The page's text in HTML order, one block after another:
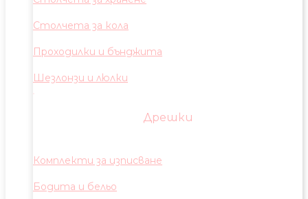
Столчета за кола
Проходилки и бънджита
Шезлонзи и люлки
Дрешки
Комплекти за изписване
Бодита и бельо